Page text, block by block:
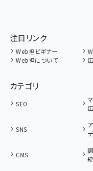
注目リンク
Web担ビギナー
Web担について
カテゴリ
SEO
SNS
CMS